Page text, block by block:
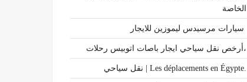
الخاصة
سيارات مرسيدس ليموزين للايجار
،أرخص نقل سياحي ايجار باصات اتوبيس رحلات
.Les déplacements en Égypte | نقل سياحي